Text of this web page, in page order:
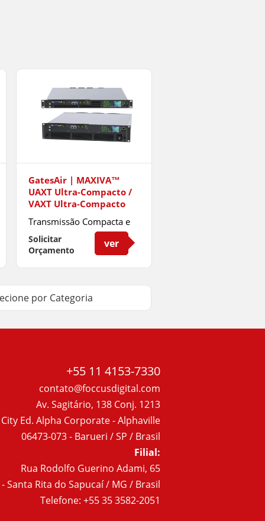
GatesAir | MAXIVA™
UAXT Ultra-Compacto /
VAXT Ultra-Compacto
Transmissão Compacta e
Eficiente
Solicitar
Orçamento
ver
por Categoria
+55 11 4153-7330
contato@foccusdigital.com
Av. Sagitário, 138 Conj. 1213
Ed. Alpha Corporate - Alphaville
06473-073 - Barueri / SP / Brasil
Filial:
Rua Rodolfo Guerino Adami, 65
Santa Rita do Sapucaí / MG / Brasil
Telefone: +55 35 3582-2051